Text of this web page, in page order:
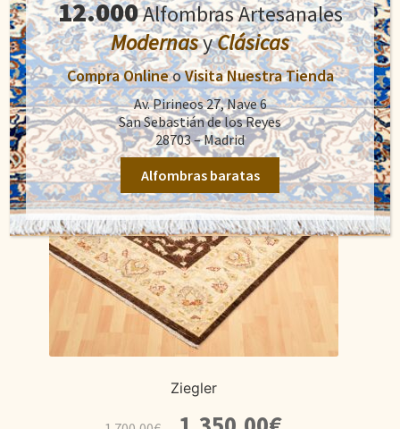
980,00€.
800,00€.
Ziegler
El
12.000Alfombras Artesanales
ModernasyClásicas
Compra OnlineoVisita Nuestra Tienda
Av. Pirineos 27, Nave 6
San Sebastián de los Reyes
28703 – Madrid
Alfombras baratas